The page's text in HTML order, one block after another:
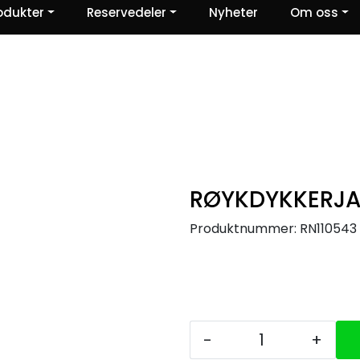
Ris og ros Reservedeler Nyheter Om oss
Produktnummer: RN110543
- +